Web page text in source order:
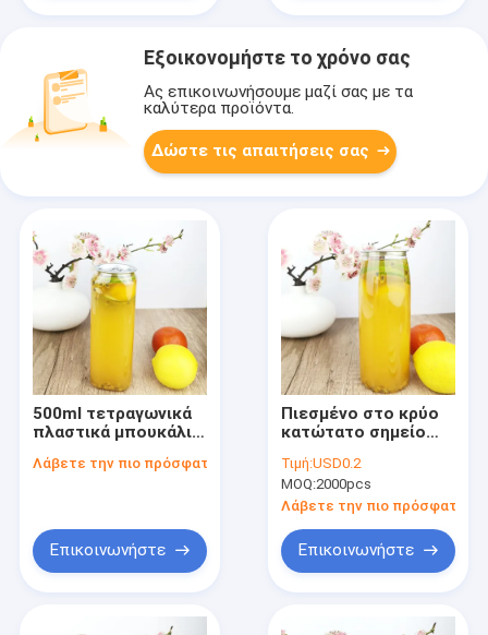
Εξοικονομήστε το χρόνο σας
Ας επικοινωνήσουμε μαζί σας με τα
καλύτερα προϊόντα.
Δώστε τις απαιτήσεις σας
500ml τετραγωνικά
πλαστικά μπουκάλια
για τη συσκευασία
Λάβετε την πιο πρόσφατη τιμή
Επικοινωνήστε
Πιεσμένο στο κρύο
κατώτατο σημείο
μπουκαλιών
πλαστικών
εμπορευματοκιβωτίων
χυμών 500ml
Τιμή:USD0.2
MOQ:2000pcs
Λάβετε την πιο πρόσφατη
Επικοινωνήστε